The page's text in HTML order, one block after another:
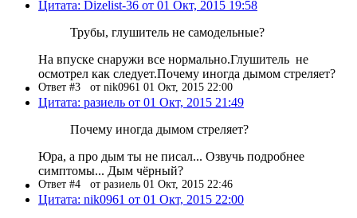
Цитата: Dizelist-36 от 01 Окт, 2015 19:58
Трубы, глушитель не самодельные?
На впуске снаружи все нормально.Глушитель не
осмотрел как следует.Почему иногда дымом стреляет?
Ответ #3 от nik0961 01 Окт, 2015 22:00
Цитата: разиель от 01 Окт, 2015 21:49
Почему иногда дымом стреляет?
Юра, а про дым ты не писал... Озвучь подробнее
симптомы... Дым чёрный?
Ответ #4 от разиель 01 Окт, 2015 22:46
Цитата: nik0961 от 01 Окт, 2015 22:00